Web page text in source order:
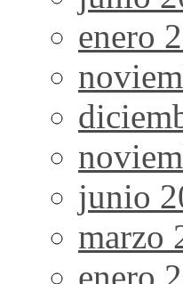
enero
junio
marzo